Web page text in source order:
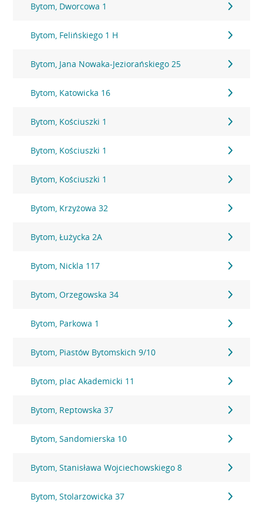
Bytom, Dworcowa 1
Bytom, Felińskiego 1 H
Bytom, Jana Nowaka-Jeziorańskiego 25
Bytom, Katowicka 16
Bytom, Kościuszki 1
Bytom, Kościuszki 1
Bytom, Kościuszki 1
Bytom, Krzyżowa 32
Bytom, Łużycka 2A
Bytom, Nickla 117
Bytom, Orzegowska 34
Bytom, Parkowa 1
Bytom, Piastów Bytomskich 9/10
Bytom, plac Akademicki 11
Bytom, Reptowska 37
Bytom, Sandomierska 10
Bytom, Stanisława Wojciechowskiego 8
Bytom, Stolarzowicka 37